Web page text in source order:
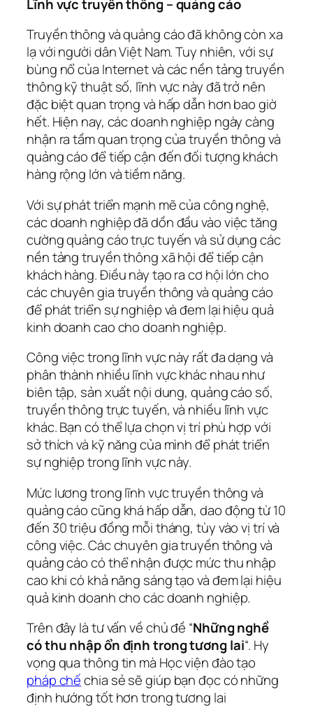
Lĩnh vực truyền thông – quảng cáo
Truyền thông và quảng cáo đã không còn xa
lạ với người dân Việt Nam. Tuy nhiên, với sự
bùng nổ của Internet và các nền tảng truyền
thông kỹ thuật số, lĩnh vực này đã trở nên
đặc biệt quan trọng và hấp dẫn hơn bao giờ
hết. Hiện nay, các doanh nghiệp ngày càng
nhận ra tầm quan trọng của truyền thông và
quảng cáo để tiếp cận đến đối tượng khách
hàng rộng lớn và tiềm năng.
Với sự phát triển mạnh mẽ của công nghệ,
các doanh nghiệp đã dồn đầu vào việc tăng
cường quảng cáo trực tuyến và sử dụng các
nền tảng truyền thông xã hội để tiếp cận
khách hàng. Điều này tạo ra cơ hội lớn cho
các chuyên gia truyền thông và quảng cáo
để phát triển sự nghiệp và đem lại hiệu quả
kinh doanh cao cho doanh nghiệp.
Công việc trong lĩnh vực này rất đa dạng và
phân thành nhiều lĩnh vực khác nhau như
biên tập, sản xuất nội dung, quảng cáo số,
truyền thông trực tuyến, và nhiều lĩnh vực
khác. Bạn có thể lựa chọn vị trí phù hợp với
sở thích và kỹ năng của mình để phát triển
sự nghiệp trong lĩnh vực này.
Mức lương trong lĩnh vực truyền thông và
quảng cáo cũng khá hấp dẫn, dao động từ 10
đến 30 triệu đồng mỗi tháng, tùy vào vị trí và
công việc. Các chuyên gia truyền thông và
quảng cáo có thể nhận được mức thu nhập
cao khi có khả năng sáng tạo và đem lại hiệu
quả kinh doanh cho các doanh nghiệp.
Trên đây là tư vấn về chủ đề “Những nghề
có thu nhập ổn định trong tương lai“. Hy
vọng qua thông tin mà Học viện đào tạo
pháp chếchia sẻ sẽ giúp bạn đọc có những
định hướng tốt hơn trong tương lai